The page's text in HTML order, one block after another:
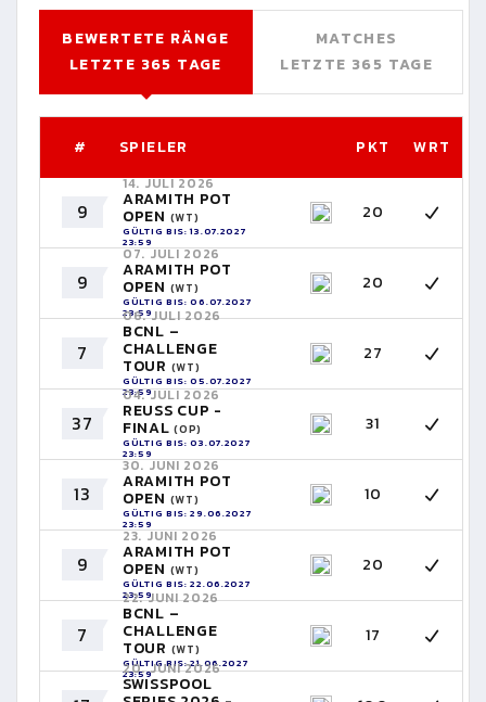
BEWERTETE RÄNGE
LETZTE 365 TAGE
MATCHES
LETZTE 365 TAGE
# SPIELER PKT WRT
9
14. JULI 2026
ARAMITH POT
OPEN (WT)
GÜLTIG BIS: 13.07.2027
23:59
20
9
07. JULI 2026
ARAMITH POT
OPEN (WT)
GÜLTIG BIS: 06.07.2027
23:59
20
7
06. JULI 2026
BCNL –
CHALLENGE
TOUR (WT)
GÜLTIG BIS: 05.07.2027
23:59
27
37
04. JULI 2026
REUSS CUP -
FINAL(OP)
GÜLTIG BIS: 03.07.2027
23:59
31
13
30. JUNI 2026
ARAMITH POT
OPEN (WT)
GÜLTIG BIS: 29.06.2027
23:59
10
9
23. JUNI 2026
ARAMITH POT
OPEN (WT)
GÜLTIG BIS: 22.06.2027
23:59
20
7
22. JUNI 2026
BCNL –
CHALLENGE
TOUR (WT)
GÜLTIG BIS: 21.06.2027
23:59
17
20. JUNI 2026
SWISSPOOL